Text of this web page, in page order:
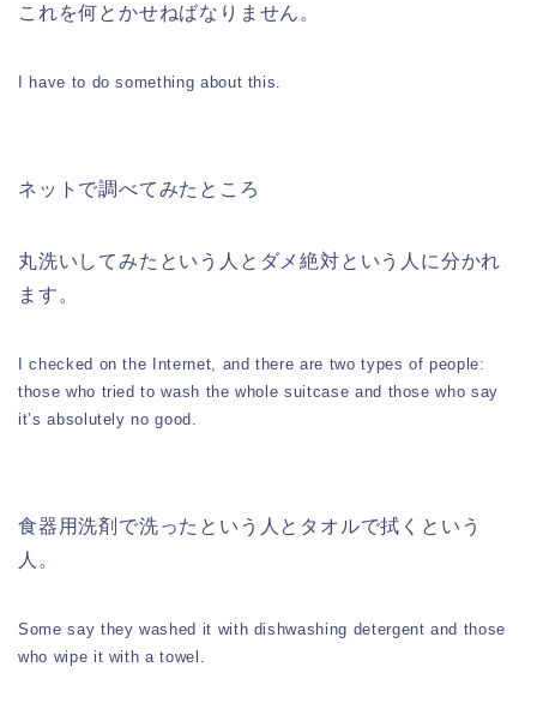
これを何とかせねばなりません。
I have to do something about this.
ネットで調べてみたところ
丸洗いしてみたという人とダメ絶対という人に分かれ
ます。
I checked on the Internet, and there are two types of people:
those who tried to wash the whole suitcase and those who say
it’s absolutely no good.
食器用洗剤で洗ったという人とタオルで拭くという
人。
Some say they washed it with dishwashing detergent and those
who wipe it with a towel.